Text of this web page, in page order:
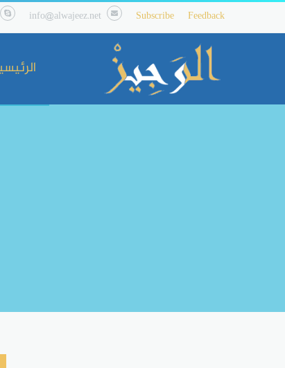
Feedback
Subscribe
info@alwajeez.net